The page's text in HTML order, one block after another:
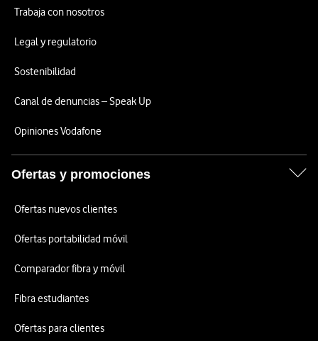
Trabaja con nosotros
Legal y regulatorio
Sostenibilidad
Canal de denuncias – Speak Up
Opiniones Vodafone
Ofertas y promociones
Ofertas nuevos clientes
Ofertas portabilidad móvil
Comparador fibra y móvil
Fibra estudiantes
Ofertas para clientes